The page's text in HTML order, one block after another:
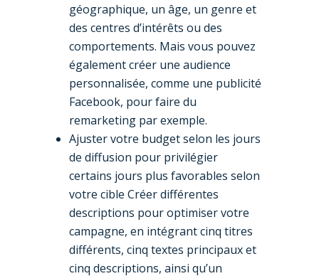
géographique, un âge, un genre et
des centres d’intérêts ou des
comportements. Mais vous pouvez
également créer une audience
personnalisée, comme une publicité
Facebook, pour faire du
remarketing par exemple.
Ajuster votre budget selon les jours
de diffusion pour privilégier
certains jours plus favorables selon
votre cible Créer différentes
descriptions pour optimiser votre
campagne, en intégrant cinq titres
différents, cinq textes principaux et
cinq descriptions, ainsi qu’un